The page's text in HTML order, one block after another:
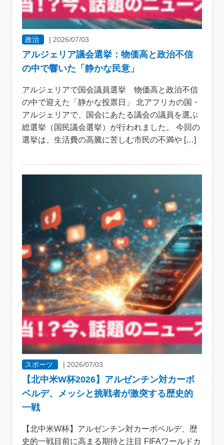
政治 |2026/07/03
アルジェリア議会選挙：物価高と政治不信
の中で響いた「静かな民意」
アルジェリアで国会議員選挙 物価高と政治不信
の中で迎えた「静かな投票日」 北アフリカの国・
アルジェリアで、国会にあたる議会の議員を選ぶ
総選挙（国民議会選挙）が行われました。 今回の
選挙は、生活費の高騰に苦しむ市民の不満や […]
スポーツ |2026/07/03
【北中米W杯2026】アルゼンチン対カーボ
ベルデ、メッシと挑戦者が激突する歴史的
一戦
【北中米W杯】アルゼンチン対カーボベルデ、歴
史的一戦目前に高まる期待と注目 FIFAワールドカ